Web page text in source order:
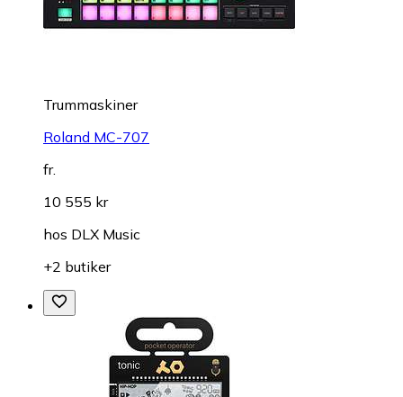
Trummaskiner
Roland MC-707
fr.
10 555 kr
hos DLX Music
+2 butiker